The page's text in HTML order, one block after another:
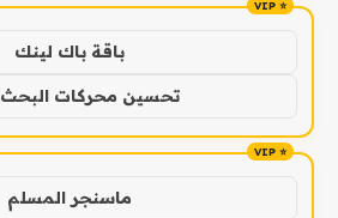
باقة باك لينك
تحسين محركات البحث SEO
ماسنجر المسلم